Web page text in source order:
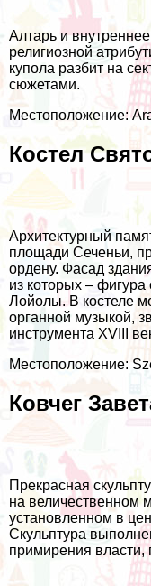
Алтарь и
религиозной
купола разбит на
сюжетами.
Местоположение:
Костел
Архитектурный
площади Сеченьи,
ордену. Фасад
из которых – фигура
Лойолы. В костеле
органной музыкой,
инструмента XVIII
Местоположение:
Ковчег
Прекрасная
на величественном
установленном в
Скульптура
примирения власти,